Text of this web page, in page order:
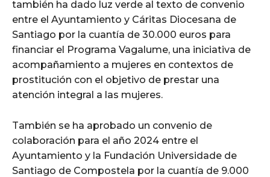
también ha dado luz verde al texto de convenio
entre el Ayuntamiento y Cáritas Diocesana de
Santiago por la cuantía de 30.000 euros para
financiar el Programa Vagalume, una iniciativa de
acompañamiento a mujeres en contextos de
prostitución con el objetivo de prestar una
atención integral a las mujeres.
También se ha aprobado un convenio de
colaboración para el año 2024 entre el
Ayuntamiento y la Fundación Universidade de
Santiago de Compostela por la cuantía de 9.000